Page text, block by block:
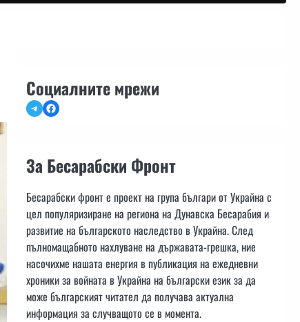
Социалните мрежи
TelegramFacebook
За Бесарабски Фронт
Бесарабски фронт е проект на група българи от Украйна с
цел популяризиране на региона на Дунавска Бесарабия и
развитие на българското наследство в Украйна. След
пълномащабното нахлуване на държавата-грешка, ние
насочихме нашата енергия в публикация на ежедневни
хроники за войната в Украйна на български език за да
може българският читател да получава актуална
информация за случващото се в момента.